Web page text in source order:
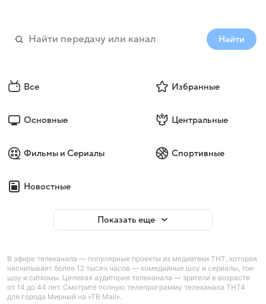
Найти
Все Избранные
Основные Центральные
Фильмы и Сериалы Спортивные
Новостные
Показать еще
В эфире телеканала — популярные проекты из медиатеки ТНТ, которая
насчитывает более 12 тысяч часов — комедийные шоу и сериалы, ток-
шоу и ситкомы. Целевая аудитория телеканала — зрители в возрасте
от 14 до 44 лет. Смотрите полную телепрограмму телеканала ТНТ4
для города Мирный на «ТВ Mail».